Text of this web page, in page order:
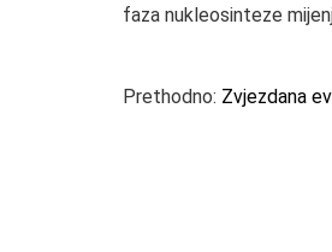
faza nukleosinteze
Prethodno: Zvjezdana